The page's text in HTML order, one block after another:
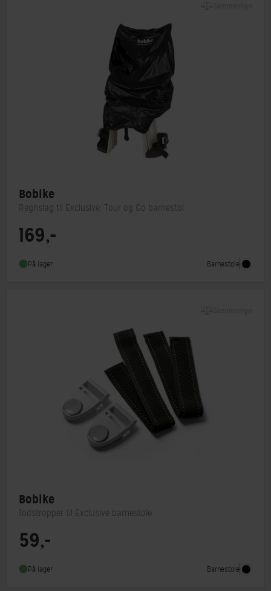
Bobike
Regnslag til Exclusive, Tour og Go barnestol
Barnestol type
169,-
På lager Barnestole
Bobike
fodstropper til Exclusive barnestole
Barnestol type
59,-
På lager Barnestole